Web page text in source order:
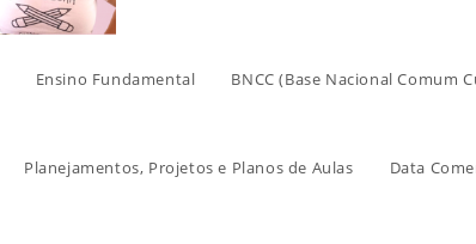
Ensino Fundamental BNCC (Base Nacional Comum
Planejamentos, Projetos e Planos de Aulas Data